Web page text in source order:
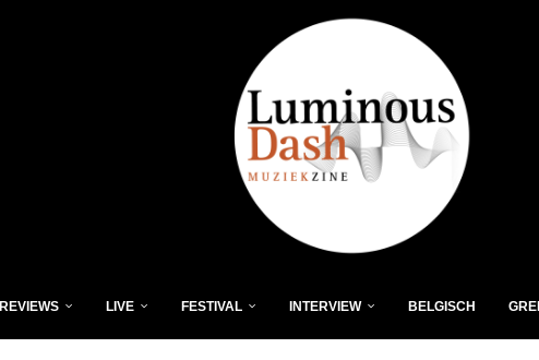
REVIEWS LIVE FESTIVAL INTERVIEW BELGISCH